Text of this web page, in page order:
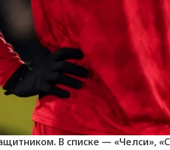
В списке — «Челси»,